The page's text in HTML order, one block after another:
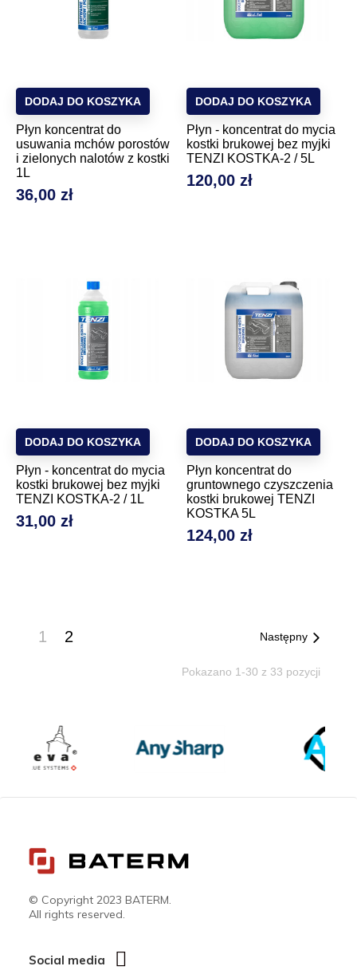
Płyn koncentrat do
usuwania mchów porostów
i zielonych nalotów z kostki
1L
Cena
36,00 zł
DODAJ DO KOSZYKA
Płyn - koncentrat do mycia
kostki brukowej bez myjki
TENZI KOSTKA-2 / 5L
Cena
120,00 zł
DODAJ DO KOSZYKA
Płyn - koncentrat do mycia
kostki brukowej bez myjki
TENZI KOSTKA-2 / 1L
Cena
31,00 zł
DODAJ DO KOSZYKA
Płyn koncentrat do
gruntownego czyszczenia
kostki brukowej TENZI
KOSTKA 5L
Cena
124,00 zł
DODAJ DO KOSZYKA
1 2 Następny
Pokazano 1-30 z 33 pozycji
© Copyright 2023 BATERM.
All rights reserved.
Social media